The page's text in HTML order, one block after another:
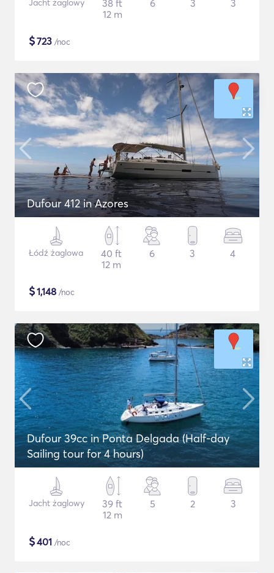
Jacht żaglowy
38 ft
12 m
6 3 3
$723 /noc
Dufour 412 in Azores
Łódź żaglowa
40 ft
12 m
6 3 4
$1,148 /noc
Dufour 39cc in Ponta Delgada (Half-day
Sailing tour for 4 hours)
Jacht żaglowy
39 ft
12 m
5 2 3
$401 /noc